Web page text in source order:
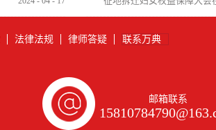
法律法规 律师答疑 联系万典
邮箱联系